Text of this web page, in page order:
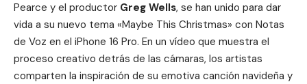
Pearce y el productor Greg Wells, se han unido para dar
vida a su nuevo tema «Maybe This Christmas» con Notas
de Voz en el iPhone 16 Pro. En un vídeo que muestra el
proceso creativo detrás de las cámaras, los artistas
comparten la inspiración de su emotiva canción navideña y